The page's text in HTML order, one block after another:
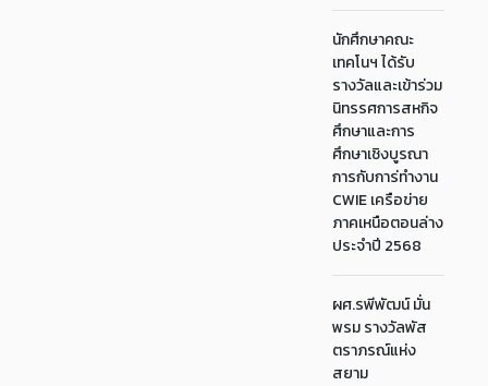
นักศึกษาคณะ
เทคโนฯ ได้รับ
รางวัลและเข้าร่วม
นิทรรศการสหกิจ
ศึกษาและการ
ศึกษาเชิงบูรณา
การกับการ่ทำงาน
CWIE เครือข่าย
ภาคเหนือตอนล่าง
ประจำปี 2568
ผศ.รพีพัฒน์ มั่น
พรม รางวัลพัส
ตราภรณ์แห่ง
สยาม